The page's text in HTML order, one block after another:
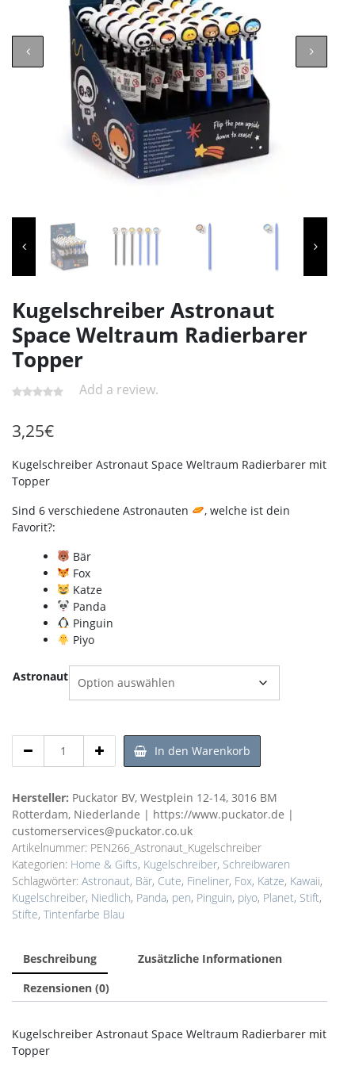
Kugelschreiber Astronaut
Space Weltraum Radierbarer
Topper
Add a review.
3,25€
Kugelschreiber Astronaut Space Weltraum Radierbarer mit
Topper
Sind 6 verschiedene Astronauten
, welche ist dein
Favorit?:
Bär
Fox
Katze
Panda
Pinguin
Piyo
Astronaut
Astronaut
Weltraum
Radierbarer
Topper
Menge
In den Warenkorb
Hersteller: Puckator BV, Westplein 12-14, 3016 BM
Rotterdam, Niederlande | https://www.puckator.de |
customerservices@puckator.co.uk
Artikelnummer: PEN266_Astronaut_Kugelschreiber
Kategorien: Home & Gifts, Kugelschreiber, Schreibwaren
Schlagwörter: Astronaut, Bär, Cute, Fineliner, Fox, Katze, Kawaii,
Kugelschreiber, Niedlich, Panda, pen, Pinguin, piyo, Planet, Stift,
Stifte, Tintenfarbe Blau
Beschreibung
Zusätzliche Informationen
Rezensionen (0)
Kugelschreiber Astronaut Space Weltraum Radierbarer mit
Topper